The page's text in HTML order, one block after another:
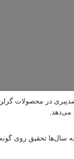
در محصولات
می‌دهد.
سال‌ها تحقیق روی